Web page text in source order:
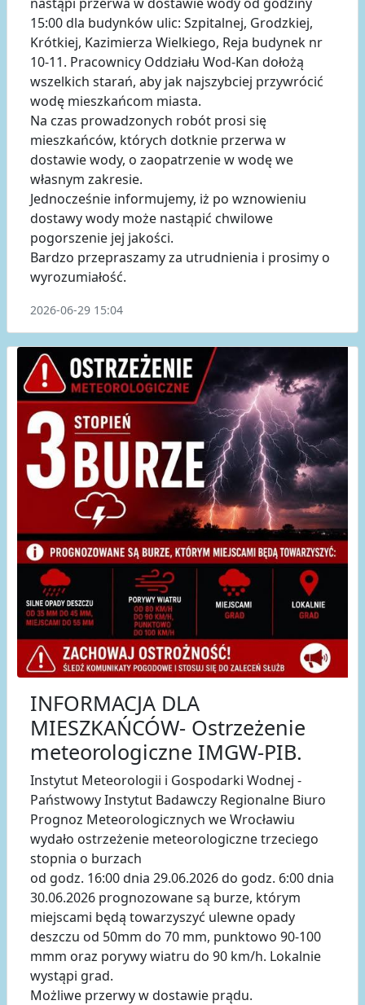
15:00 dla budynków ulic: Szpitalnej, Grodzkiej,
Krótkiej, Kazimierza Wielkiego, Reja budynek nr
10-11. Pracownicy Oddziału Wod-Kan dołożą
wszelkich starań, aby jak najszybciej przywrócić
wodę mieszkańcom miasta.
Na czas prowadzonych robót prosi się
mieszkańców, których dotknie przerwa w
dostawie wody, o zaopatrzenie w wodę we
własnym zakresie.
Jednocześnie informujemy, iż po wznowieniu
dostawy wody może nastąpić chwilowe
pogorszenie jej jakości.
Bardzo przepraszamy za utrudnienia i prosimy o
wyrozumiałość.
2026-06-29 15:04
INFORMACJA DLA
MIESZKAŃCÓW- Ostrzeżenie
meteorologiczne IMGW-PIB.
Instytut Meteorologii i Gospodarki Wodnej -
Państwowy Instytut Badawczy Regionalne Biuro
Prognoz Meteorologicznych we Wrocławiu
wydało ostrzeżenie meteorologiczne trzeciego
stopnia o burzach
od godz. 16:00 dnia 29.06.2026 do godz. 6:00 dnia
30.06.2026 prognozowane są burze, którym
miejscami będą towarzyszyć ulewne opady
deszczu od 50mm do 70 mm, punktowo 90-100
mmm oraz porywy wiatru do 90 km/h. Lokalnie
wystąpi grad.
Możliwe przerwy w dostawie prądu.